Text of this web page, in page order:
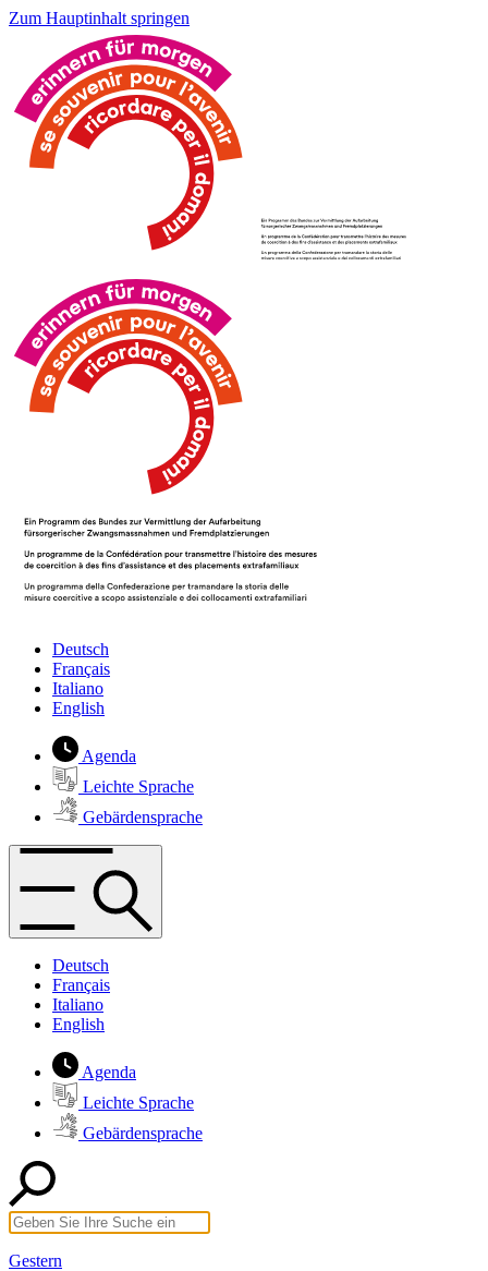
Zum Hauptinhalt springen
Deutsch
Français
Italiano
English
Agenda
Leichte Sprache
Gebärdensprache
Deutsch
Français
Italiano
English
Agenda
Leichte Sprache
Gebärdensprache
Gestern